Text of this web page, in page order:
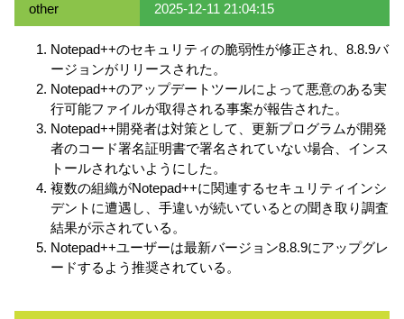
other 2025-12-11 21:04:15
Notepad++のセキュリティの脆弱性が修正され、8.8.9バ
ージョンがリリースされた。
Notepad++のアップデートツールによって悪意のある実
行可能ファイルが取得される事案が報告された。
Notepad++開発者は対策として、更新プログラムが開発
者のコード署名証明書で署名されていない場合、インス
トールされないようにした。
複数の組織がNotepad++に関連するセキュリティインシ
デントに遭遇し、手違いが続いているとの聞き取り調査
結果が示されている。
Notepad++ユーザーは最新バージョン8.8.9にアップグレ
ードするよう推奨されている。